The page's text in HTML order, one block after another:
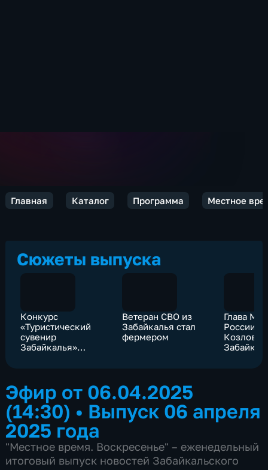
Главная Каталог Программа Местное
Сюжеты выпуска
Конкурс
«Туристический
сувенир
Забайкалья»
Ветеран СВО из
Забайкалья стал
фермером
Глава
России
Козлов
Эфир от 06.04.2025
(14:30) • Выпуск 06 апреля
2025 года
"Местное время. Воскресенье" – еженедельный
итоговый выпуск новостей Забайкальского